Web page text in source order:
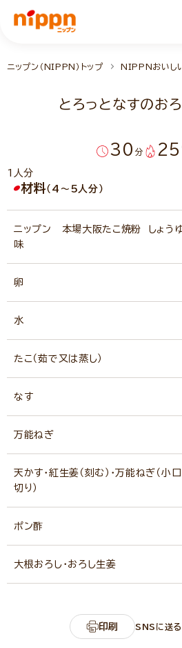
ニップン（NIPPN）トップ NIPPNおいし
とろっとなすのお
30 分
1人分
材料（4～5人分）
ニップン 本場大阪たこ焼粉 しょう
味
卵
水
たこ（茹で又は蒸し）
なす
万能ねぎ
天かす・紅生姜（刻む）・万能ねぎ（小口
切り）
ポン酢
大根おろし・おろし生姜
印刷 SNSに送る